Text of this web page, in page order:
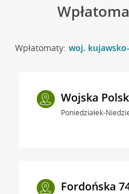
Wpłatomaty: woj.
Wojska
Poniedziałek-
Fordońska